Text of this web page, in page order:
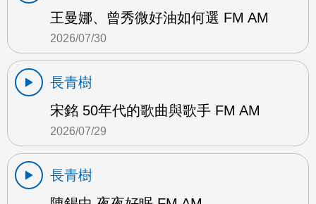
王曼娜、曾秀微好油如何選 FM AM
2026/07/30
長青樹
宋銘 50年代的歌曲與歌手 FM AM
2026/07/29
長青樹